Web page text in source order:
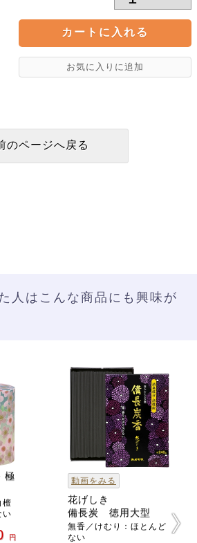
人はこんな商品にも興味が
極
檀
い
円
動画をみる
花げしき
備長炭 徳用大型
無香／けむり：ほとんど
ない